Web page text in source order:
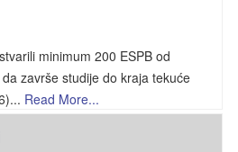
minimum 200 ESPB od
završe studije do kraja tekuće
Read More...